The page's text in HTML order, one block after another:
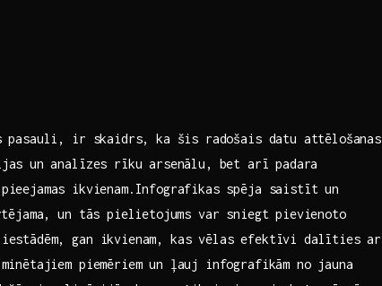
pasauli,‌ ir skaidrs, ka šis radošais‌ datu attēlošanas
un ⁤analīzes rīku arsenālu, bet ⁢arī padara
ikvienam.Infografikas spēja saistīt un
un tās pielietojums var sniegt‌ pievienoto
iestādēm,​ gan ikvienam, kas vēlas‍ efektīvi dalīties⁣ ar
piemēriem‍ un ļauj infografikām no jauna